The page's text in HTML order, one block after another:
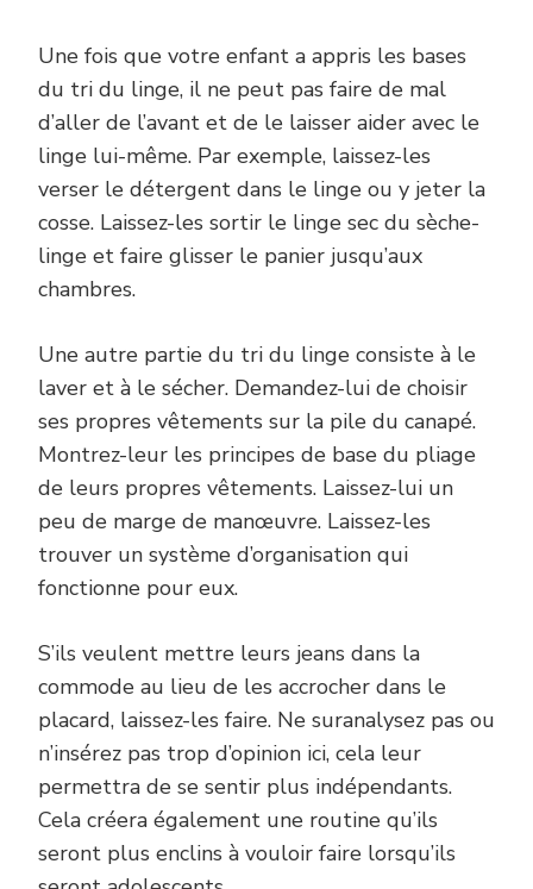
Une fois que votre enfant a appris les bases
du tri du linge, il ne peut pas faire de mal
d’aller de l’avant et de le laisser aider avec le
linge lui-même. Par exemple, laissez-les
verser le détergent dans le linge ou y jeter la
cosse. Laissez-les sortir le linge sec du sèche-
linge et faire glisser le panier jusqu’aux
chambres.
Une autre partie du tri du linge consiste à le
laver et à le sécher. Demandez-lui de choisir
ses propres vêtements sur la pile du canapé.
Montrez-leur les principes de base du pliage
de leurs propres vêtements. Laissez-lui un
peu de marge de manœuvre. Laissez-les
trouver un système d’organisation qui
fonctionne pour eux.
S’ils veulent mettre leurs jeans dans la
commode au lieu de les accrocher dans le
placard, laissez-les faire. Ne suranalysez pas ou
n’insérez pas trop d’opinion ici, cela leur
permettra de se sentir plus indépendants.
Cela créera également une routine qu’ils
seront plus enclins à vouloir faire lorsqu’ils